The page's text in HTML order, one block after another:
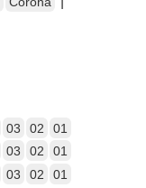
03 02 01
03 02 01
03 02
01